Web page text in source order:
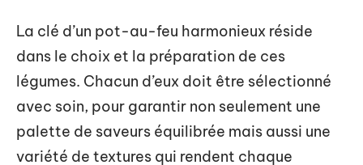
La clé d’un pot-au-feu harmonieux réside
dans le choix et la préparation de ces
légumes. Chacun d’eux doit être sélectionné
avec soin, pour garantir non seulement une
palette de saveurs équilibrée mais aussi une
variété de textures qui rendent chaque